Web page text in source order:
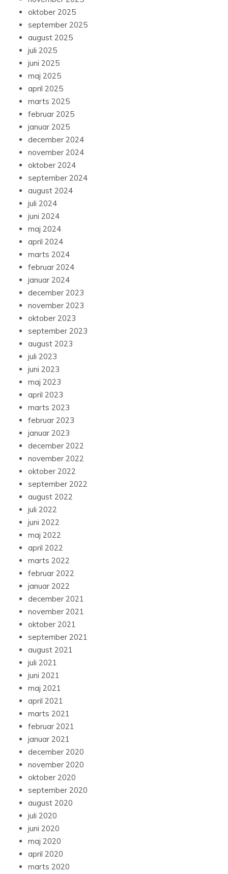
oktober 2025
september 2025
august 2025
juli 2025
juni 2025
maj 2025
april 2025
marts 2025
februar 2025
januar 2025
december 2024
november 2024
oktober 2024
september 2024
august 2024
juli 2024
juni 2024
maj 2024
april 2024
marts 2024
februar 2024
januar 2024
december 2023
november 2023
oktober 2023
september 2023
august 2023
juli 2023
juni 2023
maj 2023
april 2023
marts 2023
februar 2023
januar 2023
december 2022
november 2022
oktober 2022
september 2022
august 2022
juli 2022
juni 2022
maj 2022
april 2022
marts 2022
februar 2022
januar 2022
december 2021
november 2021
oktober 2021
september 2021
august 2021
juli 2021
juni 2021
maj 2021
april 2021
marts 2021
februar 2021
januar 2021
december 2020
november 2020
oktober 2020
september 2020
august 2020
juli 2020
juni 2020
maj 2020
april 2020
marts 2020